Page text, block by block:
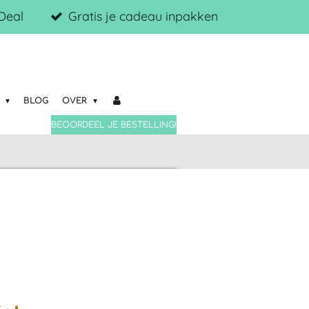
Gratis je cadeau inpakken
BLOG OVER
BEOORDEEL JE BESTELLING!